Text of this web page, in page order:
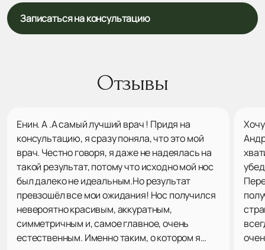
Записаться на консультацию
Отзывы
Енин. А .А самый лучший врач ! Придя на
консультацию, я сразу поняла, что это мой
врач. Честно говоря, я даже не надеялась на
такой результат, потому что исходно мой нос
был далеко не идеальным.Но результат
превзошёл все мои ожидания! Нос получился
невероятно красивым, аккуратным,
симметричным и, самое главное, очень
естественным. Именно таким, о котором я